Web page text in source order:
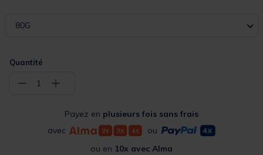
80G
Quantité
− 1 +
Payez en plusieurs fois sans frais
avec
ou
ou en 10x avec Alma